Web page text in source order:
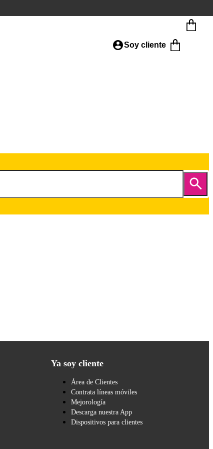
Soy cliente
Ya soy cliente
Área de Clientes
Contrata líneas móviles
Mejorología
Descarga nuestra App
Dispositivos para clientes